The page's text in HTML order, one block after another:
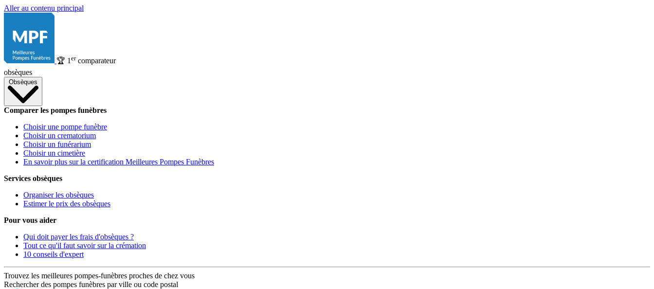
Aller au contenu principal
🏆 1 ercomparateur
obsèques
Obsèques
Comparer les pompes funèbres
Choisir une pompe funèbre
Choisir un crematorium
Choisir un funérarium
Choisir un cimetière
En savoir plus sur la certification Meilleures Pompes Funèbres
Services obsèques
Organiser les obsèques
Estimer le prix des obsèques
Pour vous aider
Qui doit payer les frais d'obsèques ?
Tout ce qu'il faut savoir sur la crémation
10 conseils d'expert
Trouvez les meilleures pompes-funèbres proches de chez vous
Rechercher des pompes funèbres par ville ou code postal